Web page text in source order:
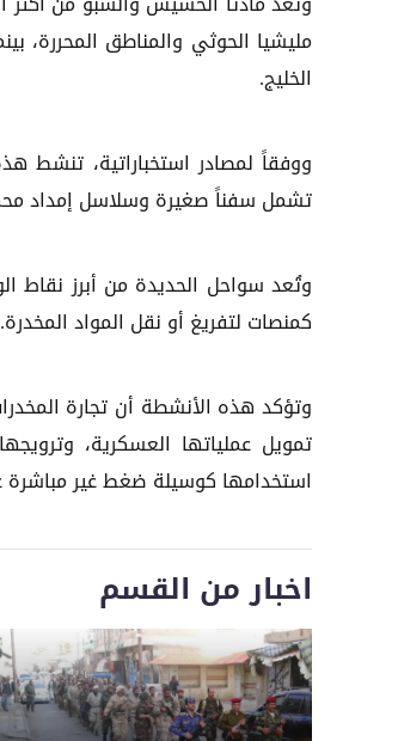
مليشيا الحوثي والمناطق المحررة،
الخليج.
ووفقاً لمصادر استخباراتية، تنشط
تشمل سفناً صغيرة وسلاسل إمداد
وتُعد سواحل الحديدة من أبرز نقاط
كمنصات لتفريغ أو نقل المواد المخدرة.
وتؤكد هذه الأنشطة أن تجارة
تمويل عملياتها العسكرية،
استخدامها كوسيلة ضغط غير مباشرة
اخبار من القسم